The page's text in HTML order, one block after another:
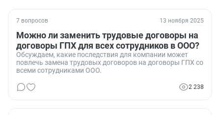
7 вопросов 13 ноября 2025
Можно ли заменить трудовые договоры на
договоры ГПХ для всех сотрудников в ООО?
Обсуждаем, какие последствия для компании может
повлечь замена трудовых договоров на договоры ГПХ со
всеми сотрудниками ООО.
2 238